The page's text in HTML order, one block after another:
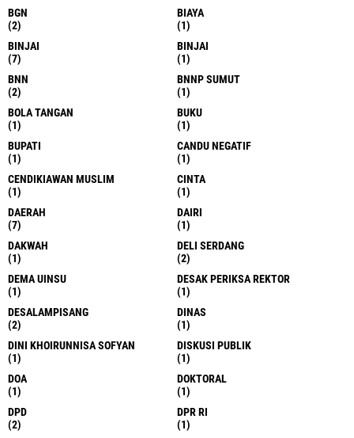
BGN
(2)
BIAYA
(1)
BINJAI
(7)
BINJAI
(1)
BNN
(2)
BNNP SUMUT
(1)
BOLA TANGAN
(1)
BUKU
(1)
BUPATI
(1)
CANDU NEGATIF
(1)
CENDIKIAWAN MUSLIM
(1)
CINTA
(1)
DAERAH
(7)
DAIRI
(1)
DAKWAH
(1)
DELI SERDANG
(2)
DEMA UINSU
(1)
DESAK PERIKSA REKTOR
(1)
DESALAMPISANG
(2)
DINAS
(1)
DINI KHOIRUNNISA SOFYAN
(1)
DISKUSI PUBLIK
(1)
DOA
(1)
DOKTORAL
(1)
DPD
(2)
DPR RI
(1)